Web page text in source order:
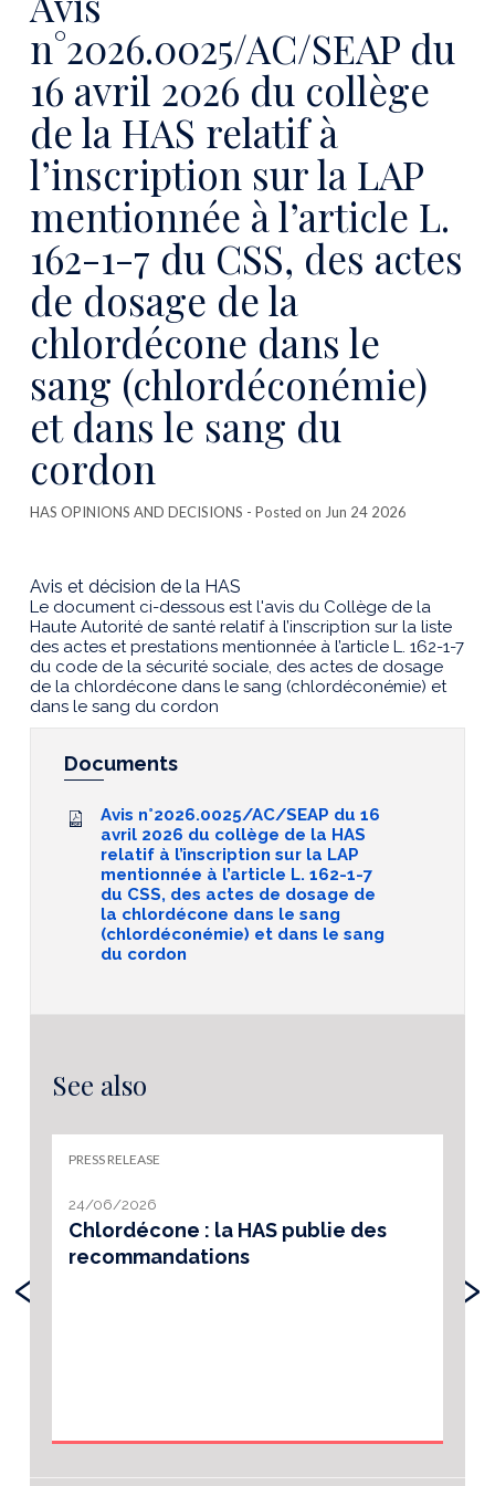
n°2026.0025/AC/SEAP du
16 avril 2026 du collège
de la HAS relatif à
l’inscription sur la LAP
mentionnée à l’article L.
162-1-7 du CSS, des actes
de dosage de la
chlordécone dans le
sang (chlordéconémie)
et dans le sang du
cordon
HAS OPINIONS AND DECISIONS - Posted on Jun 24 2026
Avis et décision de la HAS
Le document ci-dessous est l'avis du Collège de la
Haute Autorité de santé relatif à l’inscription sur la liste
des actes et prestations mentionnée à l’article L. 162-1-7
du code de la sécurité sociale, des actes de dosage
de la chlordécone dans le sang (chlordéconémie) et
dans le sang du cordon
Documents
Avis n°2026.0025/AC/SEAP du 16
avril 2026 du collège de la HAS
relatif à l’inscription sur la LAP
mentionnée à l’article L. 162-1-7
du CSS, des actes de dosage de
la chlordécone dans le sang
(chlordéconémie) et dans le sang
du cordon
See also
PRESS RELEASE
24/06/2026
Chlordécone : la HAS publie des
recommandations
‹ ›